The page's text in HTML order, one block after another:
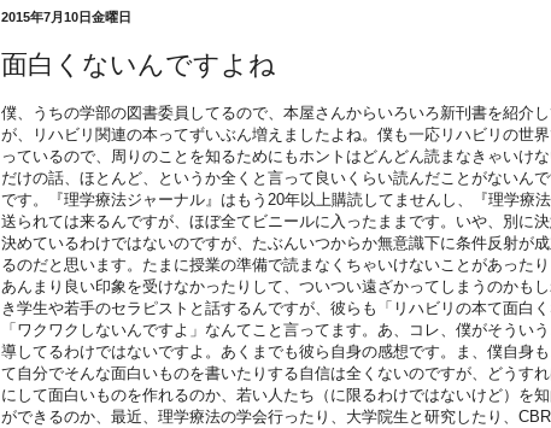
2015年7月10日金曜日
面白くないんですよね
僕、うちの学部の図書委員してるので、本屋さんからいろいろ新刊書を紹介
が、リハビリ関連の本ってずいぶん増えましたよね。僕も一応リハビリの世
っているので、周りのことを知るためにもホントはどんどん読まなきゃいけ
だけの話、ほとんど、というか全くと言って良いくらい読んだことがないん
です。『理学療法ジャーナル』はもう20年以上購読してませんし、『理学療
送られては来るんですが、ほぼ全てビニールに入ったままです。いや、別に
決めているわけではないのですが、たぶんいつからか無意識下に条件反射が
るのだと思います。たまに授業の準備で読まなくちゃいけないことがあったり
あんまり良い印象を受けなかったりして、ついつい遠ざかってしまうのかも
き学生や若手のセラピストと話するんですが、彼らも「リハビリの本て面白く
「ワクワクしないんですよ」なんてこと言ってます。あ、コレ、僕がそうい
導してるわけではないですよ。あくまでも彼ら自身の感想です。ま、僕自身
て自分でそんな面白いものを書いたりする自信は全くないのですが、どうす
にして面白いものを作れるのか、若い人たち（に限るわけではないけど）を
ができるのか、最近、理学療法の学会行ったり、大学院生と研究したり、